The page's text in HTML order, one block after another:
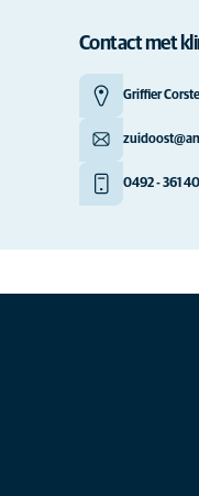
Contact met
Griffier
0492 - 361